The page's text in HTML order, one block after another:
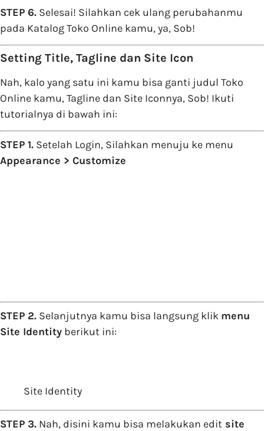
STEP 6. Selesai! Silahkan cek ulang perubahanmu
pada Katalog Toko Online kamu, ya, Sob!
Setting Title, Tagline dan Site Icon
Nah, kalo yang satu ini kamu bisa ganti judul Toko
Online kamu, Tagline dan Site Iconnya, Sob! Ikuti
tutorialnya di bawah ini:
STEP 1. Setelah Login, Silahkan menuju ke menu
Appearance > Customize
STEP 2. Selanjutnya kamu bisa langsung klik menu
Site Identity berikut ini:
Site Identity
STEP 3. Nah, disini kamu bisa melakukan edit site